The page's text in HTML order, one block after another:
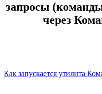
запросы
через
Как запускается утилита